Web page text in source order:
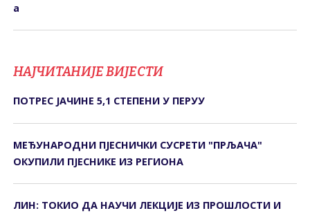
а
НАЈЧИТАНИЈЕ ВИЈЕСТИ
ПОТРЕС ЈАЧИНЕ 5,1 СТЕПЕНИ У ПЕРУУ
МЕЂУНАРОДНИ ПЈЕСНИЧКИ СУСРЕТИ "ПРЉАЧА"
ОКУПИЛИ ПЈЕСНИКЕ ИЗ РЕГИОНА
ЛИН: ТОКИО ДА НАУЧИ ЛЕКЦИЈЕ ИЗ ПРОШЛОСТИ И